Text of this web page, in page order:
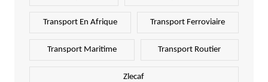
Transport En Afrique Transport Ferroviaire
Transport Maritime Transport Routier
Zlecaf